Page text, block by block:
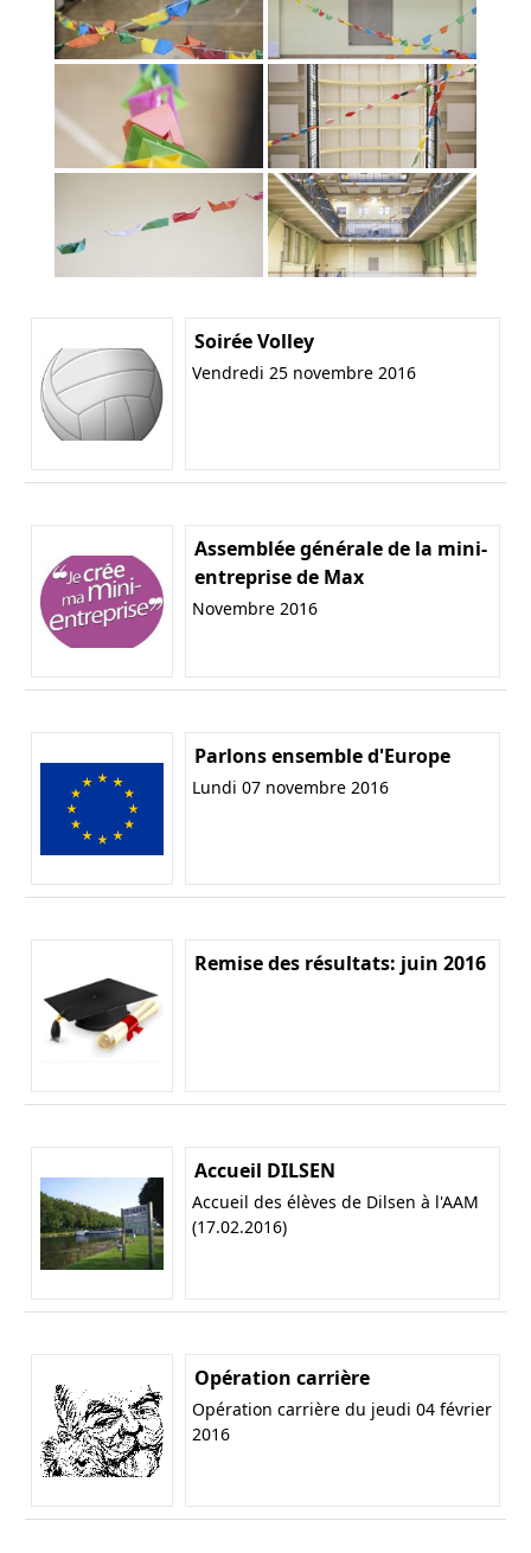
Soirée Volley
Vendredi 25 novembre 2016
Assemblée générale de la mini-
entreprise de Max
Novembre 2016
Parlons ensemble d'Europe
Lundi 07 novembre 2016
Remise des résultats: juin 2016
Accueil DILSEN
Accueil des élèves de Dilsen à l'AAM
(17.02.2016)
Opération carrière
Opération carrière du jeudi 04 février
2016